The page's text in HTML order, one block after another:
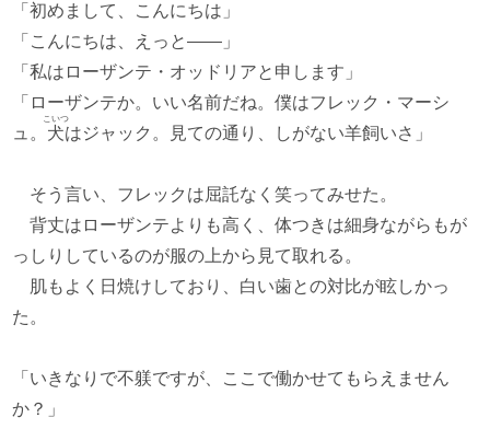
「初めまして、こんにちは」
「こんにちは、えっと――」
「私はローザンテ・オッドリアと申します」
「ローザンテか。いい名前だね。僕はフレック・マーシ
ュ。 犬
こいつ
はジャック。見ての通り、しがない羊飼いさ」
そう言い、フレックは屈託なく笑ってみせた。
背丈はローザンテよりも高く、体つきは細身ながらもが
っしりしているのが服の上から見て取れる。
肌もよく日焼けしており、白い歯との対比が眩しかっ
た。
「いきなりで不躾ですが、ここで働かせてもらえません
か？」